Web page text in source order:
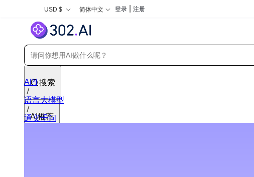
USD $ 简体中文 登录 注册
搜索
AI推荐
API
语言大模型
通义千问